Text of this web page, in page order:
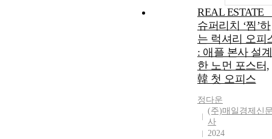
REAL ESTATE _
슈퍼리치 ‘찜’하
는 럭셔리 오피
: 애플 본사 설계
한 노먼 포스터,
韓 첫 오피스
정다운
(주)매일경제신
사
2024